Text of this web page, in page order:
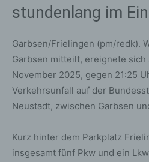
stundenlang im
Garbsen/Frielingen (pm/redk).
Garbsen mitteilt, ereignete sich
November 2025, gegen 21:25
Verkehrsunfall auf der
Neustadt, zwischen Garbsen
Kurz hinter dem Parkplatz
insgesamt fünf Pkw und ein